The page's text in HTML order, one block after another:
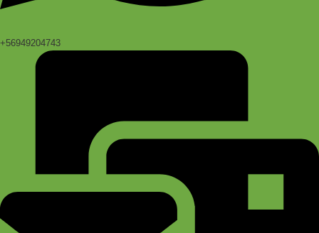
+56949204743